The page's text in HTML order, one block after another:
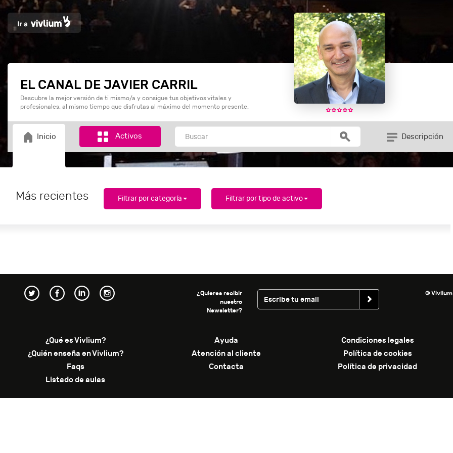
EL CANAL DE JAVIER CARRIL
Descubre la mejor versión de ti mismo/a y consigue tus objetivos vitales y
profesionales, al mismo tiempo que disfrutas al máximo del momento presente.
Inicio Activos Descripción
Más recientes Filtrar por categoría Filtrar por tipo de activo
¿Quieres recibir
nuestro
Newsletter?
© Vivlium
¿Qué es Vivlium? Ayuda
Condiciones legales
¿Quién enseña en Vivlium?
Atención al cliente
Política de cookies
Faqs
Contacta
Política de privacidad
Listado de aulas